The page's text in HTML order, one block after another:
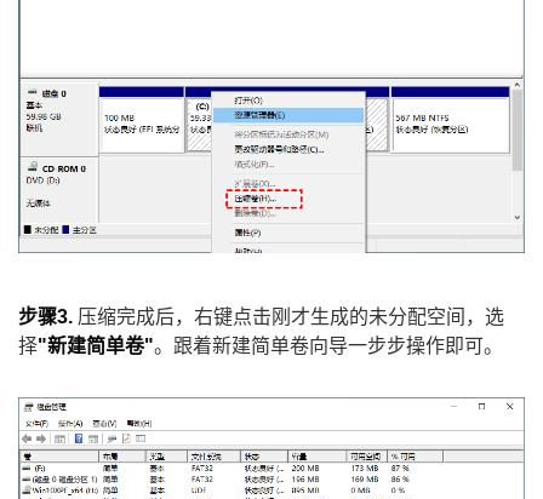
步骤3. 压缩完成后，右键点击刚才生成的未分配空间，选
择"新建简单卷"。跟着新建简单卷向导一步步操作即可。